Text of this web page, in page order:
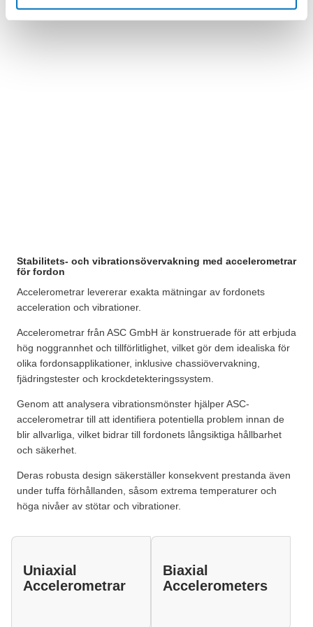
Stabilitets- och vibrationsövervakning med accelerometrar
för fordon
Accelerometrar levererar exakta mätningar av fordonets
acceleration och vibrationer.
Accelerometrar från ASC GmbH är konstruerade för att erbjuda
hög noggrannhet och tillförlitlighet, vilket gör dem idealiska för
olika fordonsapplikationer, inklusive chassiövervakning,
fjädringstester och krockdetekteringssystem.
Genom att analysera vibrationsmönster hjälper ASC-
accelerometrar till att identifiera potentiella problem innan de
blir allvarliga, vilket bidrar till fordonets långsiktiga hållbarhet
och säkerhet.
Deras robusta design säkerställer konsekvent prestanda även
under tuffa förhållanden, såsom extrema temperaturer och
höga nivåer av stötar och vibrationer.
Uniaxial
Accelerometrar
Biaxial
Accelerometers